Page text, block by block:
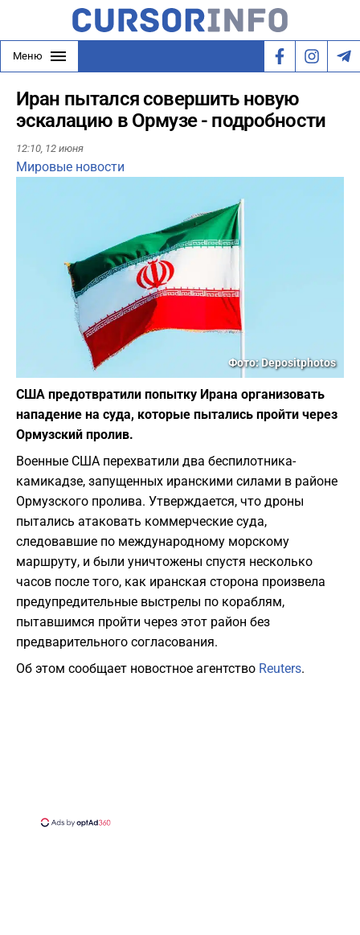
Меню
Иран пытался совершить новую
эскалацию в Ормузе - подробности
12:10, 12 июня
Мировые новости
Фото: Depositphotos
США предотвратили попытку Ирана организовать
нападение на суда, которые пытались пройти через
Ормузский пролив.
Военные США перехватили два беспилотника-
камикадзе, запущенных иранскими силами в районе
Ормузского пролива. Утверждается, что дроны
пытались атаковать коммерческие суда,
следовавшие по международному морскому
маршруту, и были уничтожены спустя несколько
часов после того, как иранская сторона произвела
предупредительные выстрелы по кораблям,
пытавшимся пройти через этот район без
предварительного согласования.
Об этом сообщает новостное агентство Reuters.